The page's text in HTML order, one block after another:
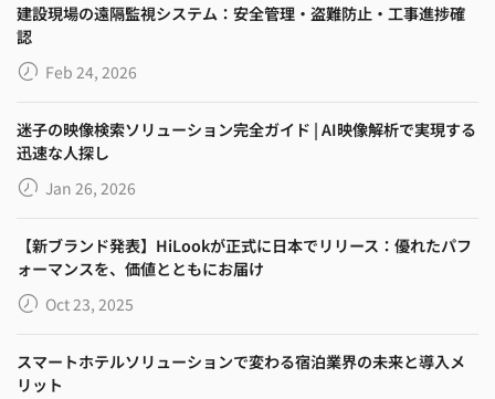
建設現場の遠隔監視システム：安全管理・盗難防止・工事進捗確
認
Feb 24, 2026
迷子の映像検索ソリューション完全ガイド | AI映像解析で実現する
迅速な人探し
Jan 26, 2026
【新ブランド発表】HiLookが正式に日本でリリース：優れたパフ
ォーマンスを、価値とともにお届け
Oct 23, 2025
スマートホテルソリューションで変わる宿泊業界の未来と導入メ
リット